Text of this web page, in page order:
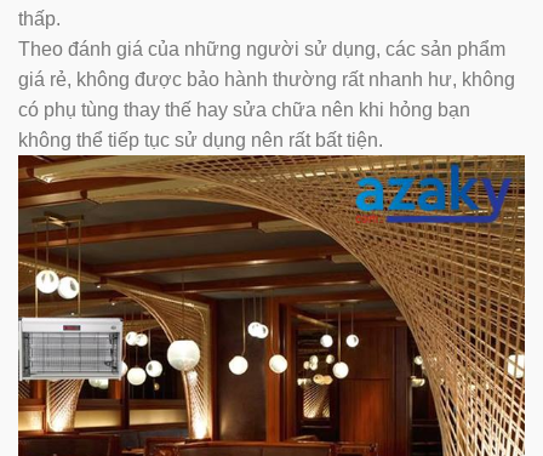
thấp.
Theo đánh giá của những người sử dụng, các sản phẩm
giá rẻ, không được bảo hành thường rất nhanh hư, không
có phụ tùng thay thế hay sửa chữa nên khi hỏng bạn
không thể tiếp tục sử dụng nên rất bất tiện.